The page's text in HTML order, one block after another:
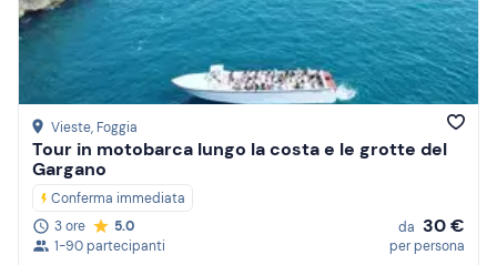
Vieste, Foggia
Tour in motobarca lungo la costa e le grotte del
Gargano
Conferma immediata
3 ore
5.0
1-90 partecipanti
da 30 €
per persona